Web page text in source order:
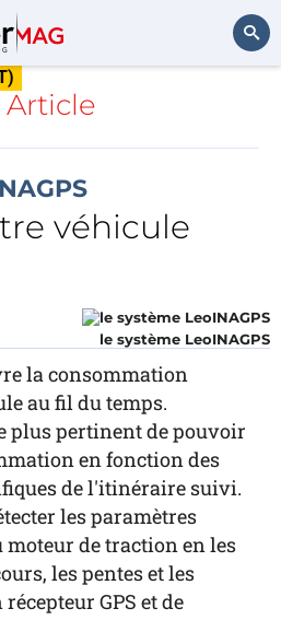
Article
véhicule
le système LeoINAGPS
la consommation
au fil du temps.
plus pertinent de pouvoir
en fonction des
de l'itinéraire suivi.
les paramètres
moteur de traction en les
les pentes et les
GPS et de